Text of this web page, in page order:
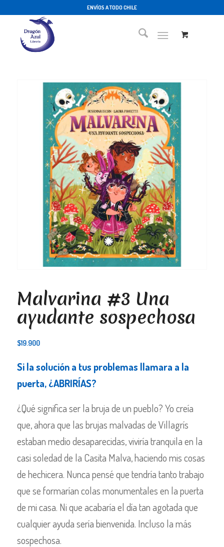
ENVÍOS A TODO CHILE
Malvarina #3 Una
ayudante sospechosa
$19.900
Si la solución a tus problemas llamara a la
puerta, ¿ABRIRÍAS?
¿Qué significa ser la bruja de un pueblo? Yo creía
que, ahora que las brujas malvadas de Villagrís
estaban medio desaparecidas, viviría tranquila en la
casi soledad de la Casita Malva, haciendo mis cosas
de hechicera. Nunca pensé que tendría tanto trabajo
que se formarían colas monumentales en la puerta
de mi casa. Ni que acabaría el día tan agotada que
cualquier ayuda sería bienvenida. Incluso la más
sospechosa.